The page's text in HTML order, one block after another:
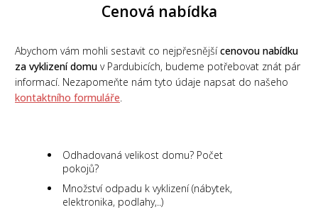
Cenová nabídka
Abychom vám mohli sestavit co nejpřesnějšícenovou nabídku
za vyklizení domu v Pardubicích, budeme potřebovat znát pár
informací. Nezapomeňte nám tyto údaje napsat do našeho
kontaktního formuláře.
Odhadovaná velikost domu? Počet
pokojů?
Množství odpadu k vyklizení (nábytek,
elektronika, podlahy,..)